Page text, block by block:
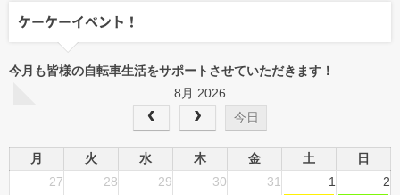
ケーケーイベント！
今月も皆様の自転車生活をサポートさせていただきます！
8月 2026
今日
月 火 水 木 金 土
日
27
28 29 30 31 1 2